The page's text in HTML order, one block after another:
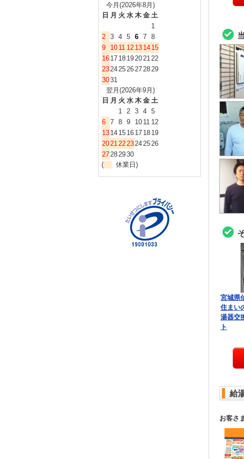
宮城県
住まい
湯器交
ト
給
お客さ
今月(2026年8月)
日 月 火 水 木 金 土
1
2 3 4 5 6 7 8
9
10 11 12 13 14 15
16 17 18 19202122
23242526272829
3031
翌月(2026年9月)
日 月 火 水 木 金 土
1 2 3 4 5
6 7 8 9 10 11 12
13 14 15 16 17 18 19
20212223242526
27282930
(
休業日)